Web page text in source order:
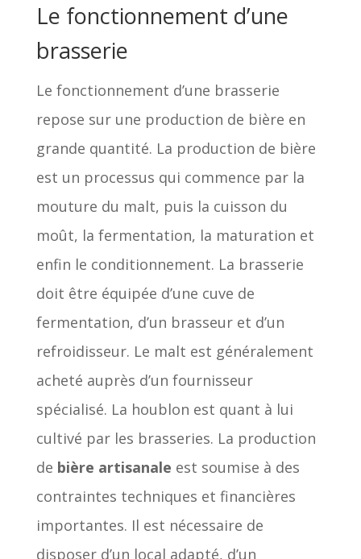
Le fonctionnement d’une
brasserie
Le fonctionnement d’une brasserie
repose sur une production de bière en
grande quantité. La production de bière
est un processus qui commence par la
mouture du malt, puis la cuisson du
moût, la fermentation, la maturation et
enfin le conditionnement. La brasserie
doit être équipée d’une cuve de
fermentation, d’un brasseur et d’un
refroidisseur. Le malt est généralement
acheté auprès d’un fournisseur
spécialisé. La houblon est quant à lui
cultivé par les brasseries. La production
de bière artisanale est soumise à des
contraintes techniques et financières
importantes. Il est nécessaire de
disposer d’un local adapté, d’un